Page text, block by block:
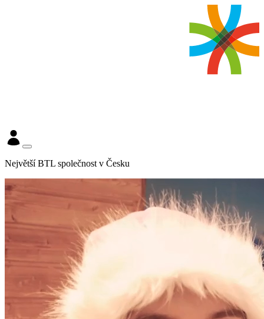
Největší BTL společnost v Česku